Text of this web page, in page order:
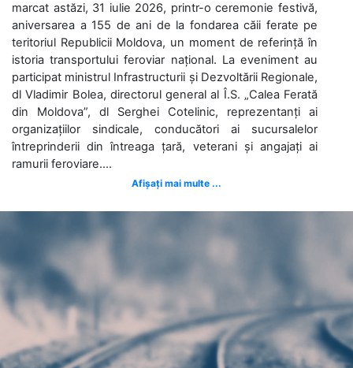
marcat astăzi, 31 iulie 2026, printr-o ceremonie festivă,
aniversarea a 155 de ani de la fondarea căii ferate pe
teritoriul Republicii Moldova, un moment de referință în
istoria transportului feroviar național. La eveniment au
participat ministrul Infrastructurii și Dezvoltării Regionale,
dl Vladimir Bolea, directorul general al Î.S. „Calea Ferată
din Moldova”, dl Serghei Cotelinic, reprezentanți ai
organizațiilor sindicale, conducători ai sucursalelor
întreprinderii din întreaga țară, veterani și angajați ai
ramurii feroviare....
Afișați mai multe ...